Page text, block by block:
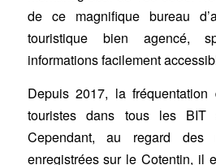
de ce magnifique bureau
touristique bien agencé,
informations facilement
Depuis 2017, la
touristes dans tous les
Cependant, au regard des
enregistrées sur le Cotentin, il